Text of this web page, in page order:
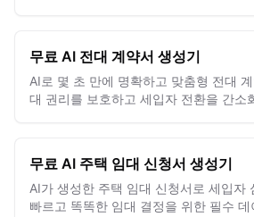
무료 AI 전대 계약서 생성기
AI로 몇 초 만에 명확하고 맞춤형 전대
대 권리를 보호하고 세입자 전환을 간소
무료 AI 주택 임대 신청서 생성기
AI가 생성한 주택 임대 신청서로 세입자
빠르고 똑똑한 임대 결정을 위한 필수